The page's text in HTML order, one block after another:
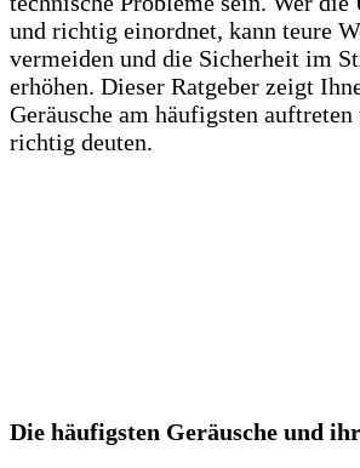
und richtig einordnet, kann teure
vermeiden und die Sicherheit im
erhöhen. Dieser Ratgeber zeigt
Geräusche am häufigsten
richtig deuten.
Die häufigsten Geräusche und